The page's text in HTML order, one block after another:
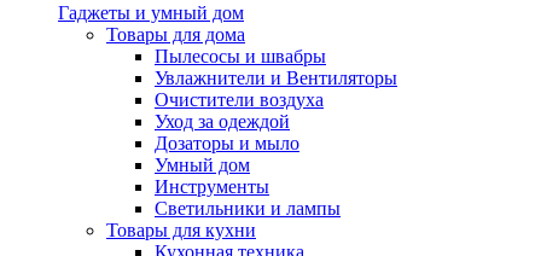
Гаджеты и умный дом
Товары для дома
Пылесосы и швабры
Увлажнители и Вентиляторы
Очистители воздуха
Уход за одеждой
Дозаторы и мыло
Умный дом
Инструменты
Светильники и лампы
Товары для кухни
Кухонная техника